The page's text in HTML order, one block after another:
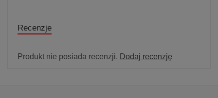
Recenzje
Produkt nie posiada recenzji. Dodaj recenzję